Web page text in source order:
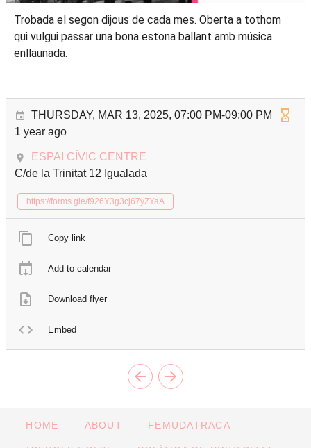
Trobada el segon dijous de cada mes. Oberta a tothom
qui vulgui passar una bona estona ballant amb música
enllaunada.
THURSDAY, MAR 13, 2025, 07:00 PM-09:00 PM
1 year ago
ESPAI CÍVIC CENTRE
C/de la Trinitat 12 Igualada
https://forms.gle/f926Y3g3cj67yZYaA
Copy link
Add to calendar
Download flyer
Embed
HOME ABOUT FEMUDATRACA